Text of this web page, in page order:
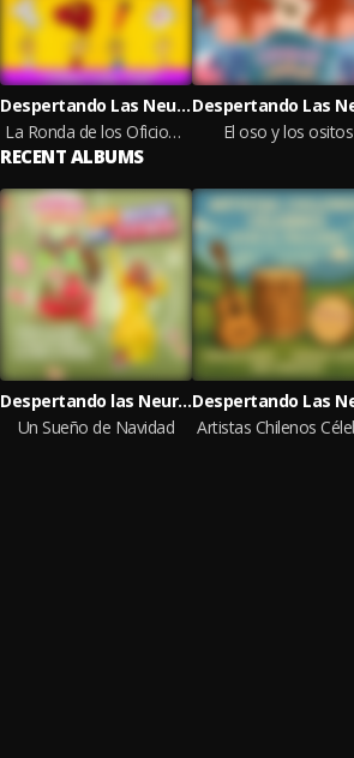
Despertando Las Neuronas
La Ronda de los Oficios y Profesiones
El oso y los ositos
RECENT ALBUMS
Despertando las Neuronas
Un Sueño de Navidad